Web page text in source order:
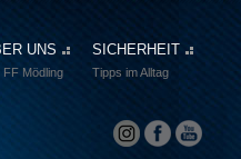
UNS
FF Mödling
SICHERHEIT
Tipps im Alltag